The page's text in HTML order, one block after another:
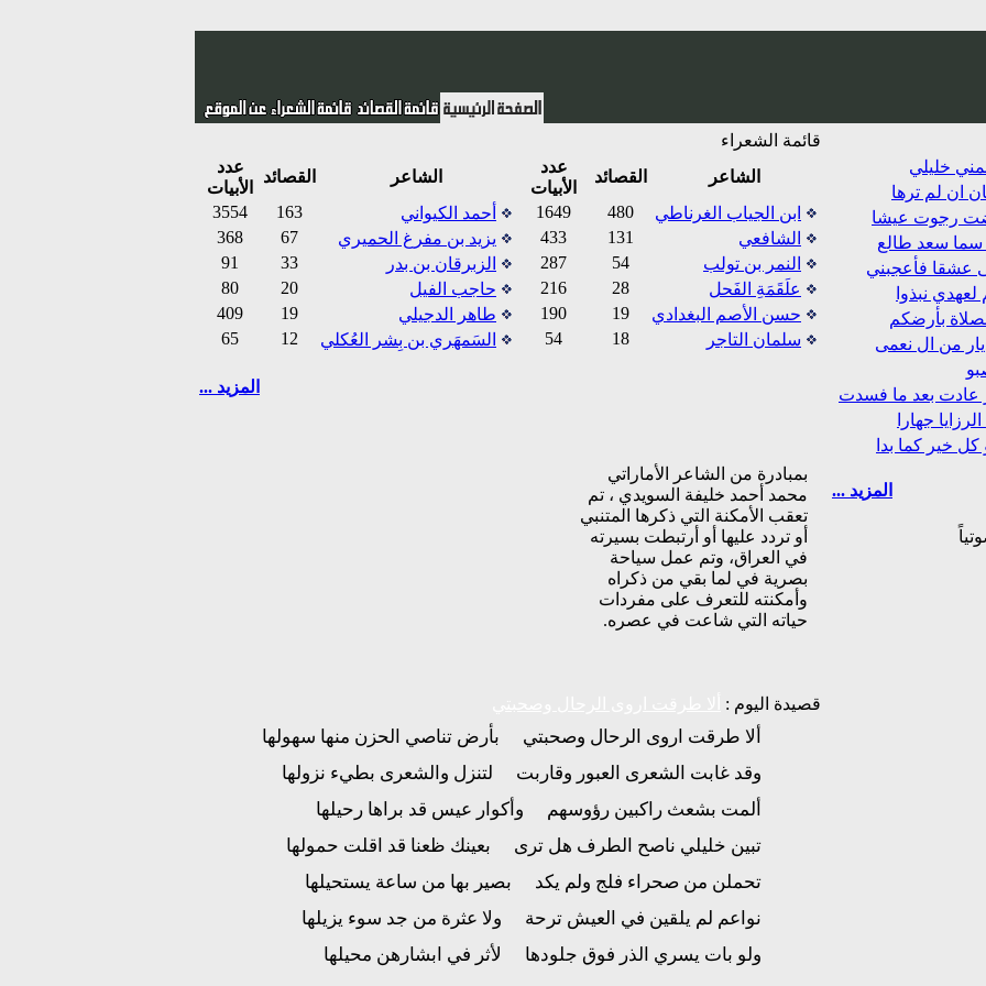
خليلي
ان لم ترها
رجوت عيشا
سعد طالع
عشقا فأعجبني
نبذوا
بأرضكم
من ال نعمى
عادت بعد ما فسدت
جهارا
خير كما بدا
المزيد ...
قائمة الشعراء
الشاعر
القصائد
عدد
الأبيات
الشاعر القصائد
عدد
الأبيات
ابن الجياب الغرناطي
480
1649 أحمد الكيواني 163
3554
الشافعي
131
433 يزيد بن مفرغ الحميري 67
368
النمر بن تولب
54
287 الزبرقان بن بدر 33
91
علَقَمَةِ الفَحل
28
216 حاجب الفيل 20
80
حسن الأصم البغدادي
19
190 طاهر الدجيلي 19
409
سلمان التاجر
18
54 السَمهَري بن بِشر العُكلي 12
65
المزيد ...
بمبادرة من الشاعر الأماراتي
محمد أحمد خليفة السويدي ، تم
تعقب الأمكنة التي ذكرها المتنبي
أو تردد عليها أو أرتبطت بسيرته
في العراق، وتم عمل سياحة
بصرية في لما بقي من ذكراه
وأمكنته للتعرف على مفردات
حياته التي شاعت في عصره.
قصيدة اليوم :
ألا طرقت اروى الرحال وصحبتي
بأرض تناصي الحزن منها سهولها
وقد غابت الشعرى العبور وقاربت
لتنزل والشعرى بطيء نزولها
ألمت بشعث راكبين رؤوسهم
وأكوار عيس قد براها رحيلها
تبين خليلي ناصح الطرف هل ترى
بعينك ظعنا قد اقلت حمولها
تحملن من صحراء فلج ولم يكد
بصير بها من ساعة يستحيلها
نواعم لم يلقين في العيش ترحة
ولا عثرة من جد سوء يزيلها
ولو بات يسري الذر فوق جلودها
لأثر في ابشارهن محيلها